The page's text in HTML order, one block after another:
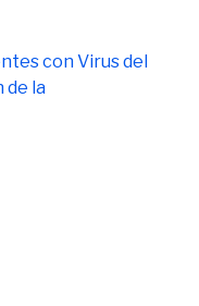
con Virus del
de la